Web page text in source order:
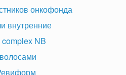
онкофонда
внутренние
NB